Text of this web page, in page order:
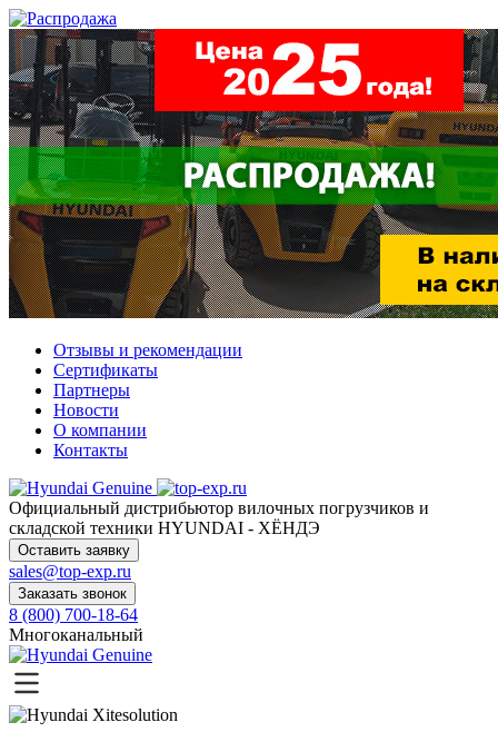
Отзывы и рекомендации
Сертификаты
Партнеры
Новости
О компании
Контакты
Официальный дистрибьютор вилочных погрузчиков и
складской техники HYUNDAI - ХЁНДЭ
Оставить заявку
sales@top-exp.ru
Заказать звонок
8 (800) 700-18-64
Многоканальный